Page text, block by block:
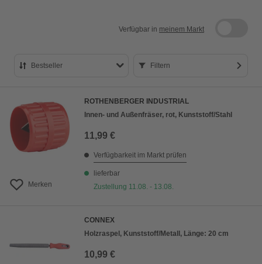
Verfügbar in meinem Markt
Bestseller
Preis aufsteigend
Preis absteigend
Bewertung
Filtern
Merken
ROTHENBERGER INDUSTRIAL
Innen- und Außenfräser, rot, Kunststoff/Stahl
11,99 €
Verfügbarkeit im Markt prüfen
lieferbar
Zustellung 11.08. - 13.08.
CONNEX
Holzraspel, Kunststoff/Metall, Länge: 20 cm
10,99 €